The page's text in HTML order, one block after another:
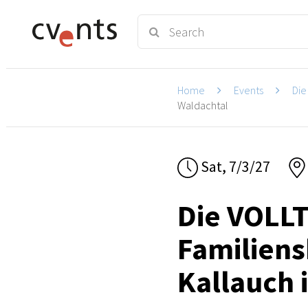
Home Events
Waldachtal
Sat, 7/3/27
Die
Kallauch